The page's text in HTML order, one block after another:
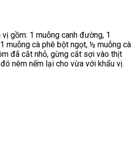
gồm: 1 muỗng canh đường, 1
muỗng cà phê bột ngọt, ½ muỗng cà
đã cắt nhỏ, gừng cắt sợi vào thịt
nêm nếm lại cho vừa với khẩu vị.